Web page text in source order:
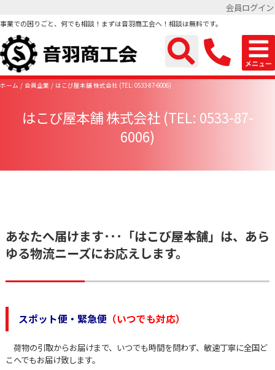
会員ログイン
事業での困りごと、何でも相談！まずは音羽商工会へ！相談は無料です。
ホーム 会員企業 はこび屋本舗 株式会社 (TEL: 0533-87-6006)
はこび屋本舗 株式会社 (TEL: 0533-87-
6006)
あなたへ届けます･･･「はこび屋本舗」は、あら
ゆる物流ニーズにお応えします。
スポット便・緊急便（いつでも対応）
荷物の引取からお届けまで、いつでも時間を問わず、敏速丁寧に全国ど
こへでもお届け致します。